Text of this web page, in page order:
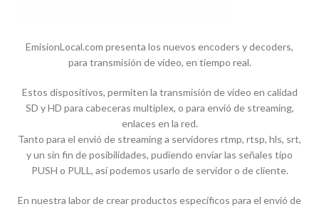
EmisionLocal.com presenta los nuevos encoders y decoders,
para transmisión de video, en tiempo real.
Estos dispositivos, permiten la transmisión de video en calidad
SD y HD para cabeceras multiplex, o para envió de streaming,
enlaces en la red.
Tanto para el envió de streaming a servidores rtmp, rtsp, hls, srt,
y un sin fin de posibilidades, pudiendo enviar las señales tipo
PUSH o PULL, así podemos usarlo de servidor o de cliente.
En nuestra labor de crear productos específicos para el envió de